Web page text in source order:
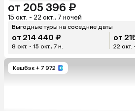
от 205 396 ₽
15 окт. - 22 окт., 7 ночей
Выгодные туры на соседние даты
от 214 440 ₽
8 окт. - 15 окт., 7 н.
от
22 окт.
Кешбэк + 7 972